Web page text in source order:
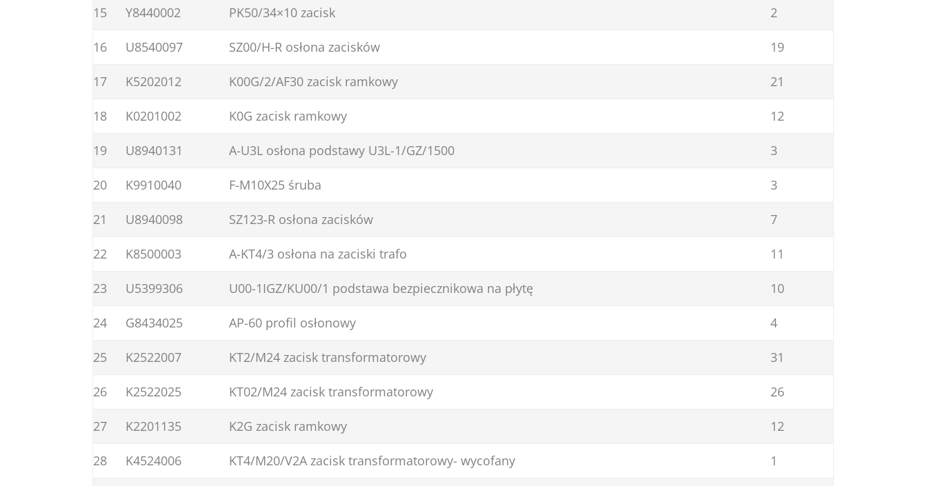
15 Y8440002 PK50/34×10 zacisk 2
16 U8540097 SZ00/H-R osłona zacisków 19
17 K5202012 K00G/2/AF30 zacisk ramkowy 21
18 K0201002 K0G zacisk ramkowy 12
19 U8940131 A-U3L osłona podstawy U3L-1/GZ/1500 3
20 K9910040 F-M10X25 śruba 3
21 U8940098 SZ123-R osłona zacisków 7
22 K8500003 A-KT4/3 osłona na zaciski trafo 11
23 U5399306 U00-1IGZ/KU00/1 podstawa bezpiecznikowa na płytę 10
24 G8434025 AP-60 profil osłonowy 4
25 K2522007 KT2/M24 zacisk transformatorowy 31
26 K2522025 KT02/M24 zacisk transformatorowy 26
27 K2201135 K2G zacisk ramkowy 12
28 K4524006 KT4/M20/V2A zacisk transformatorowy- wycofany 1